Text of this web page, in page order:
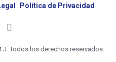
Política de Privacidad
Todos los derechos reservados.